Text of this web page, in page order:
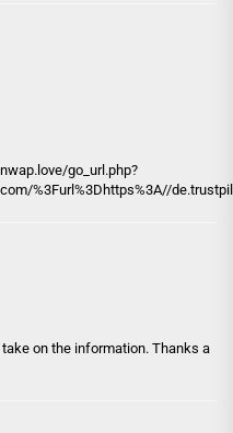
/go_url.php?
%3Furl%3Dhttps%3A//
on the information. Thanks a